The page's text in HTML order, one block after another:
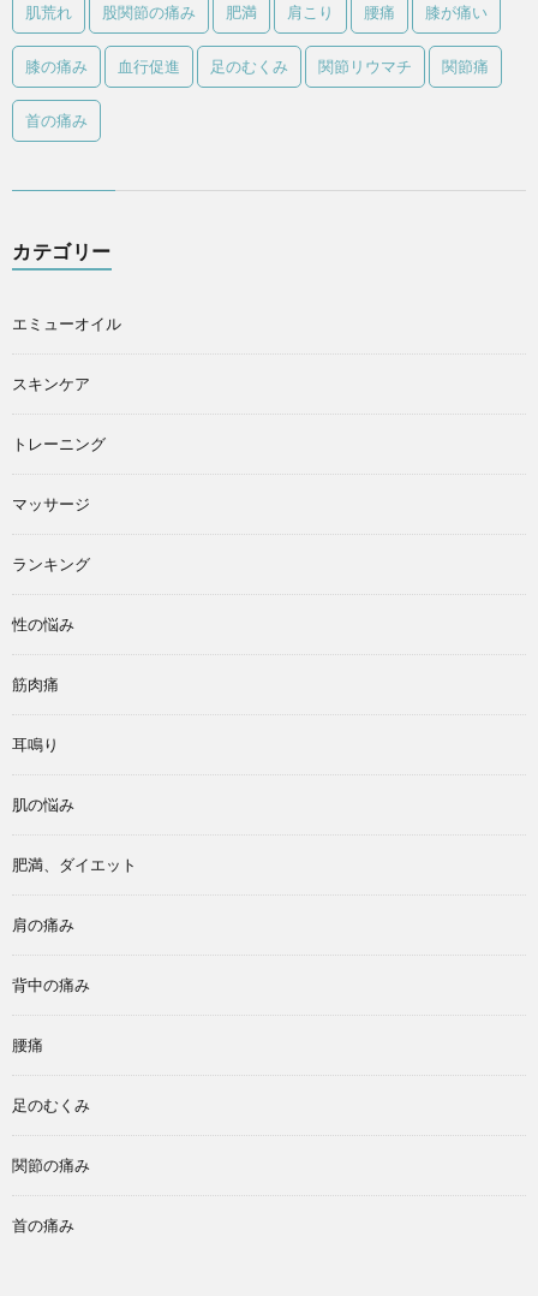
肌荒れ 股関節の痛み 肥満 肩こり 腰痛 膝が痛い
膝の痛み 血行促進 足のむくみ 関節リウマチ 関節痛
首の痛み
カテゴリー
エミューオイル
スキンケア
トレーニング
マッサージ
ランキング
性の悩み
筋肉痛
耳鳴り
肌の悩み
肥満、ダイエット
肩の痛み
背中の痛み
腰痛
足のむくみ
関節の痛み
首の痛み